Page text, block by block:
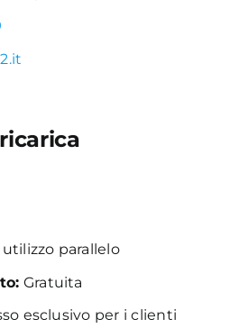
parallelo
Gratuita
esclusivo per i clienti